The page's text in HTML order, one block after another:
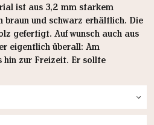
ist aus 3,2 mm starkem
braun und schwarz erhältlich. Die
gefertigt. Auf wunsch auch aus
eigentlich überall: Am
hin zur Freizeit. Er sollte